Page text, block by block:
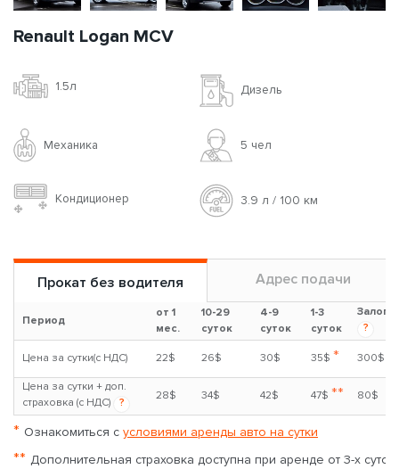
Renault Logan MCV
1.5л Дизель
Механика 5 чел
Кондиционер 3.9 л / 100 км
Прокат без водителя Адрес подачи
Период
от 1
мес.
10-29
суток
4-9
суток
1-3
суток
Залог
?
Цена за сутки(с НДС) 22$ 26$ 30$ 35$ * 300$
Цена за сутки + доп.
страховка (с НДС)
?
28$ 34$ 42$ 47$ ** 80$
* Ознакомиться с условиями аренды авто на сутки
** Дополнительная страховка доступна при аренде от 3-х суток